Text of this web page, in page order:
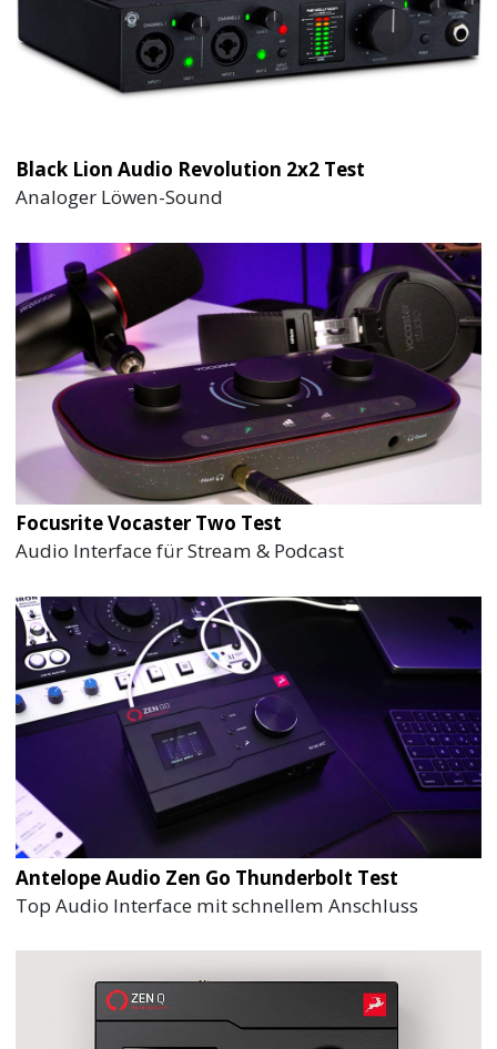
Black Lion Audio Revolution 2x2 Test
Analoger Löwen-Sound
Focusrite Vocaster Two Test
Audio Interface für Stream & Podcast
Antelope Audio Zen Go Thunderbolt Test
Top Audio Interface mit schnellem Anschluss